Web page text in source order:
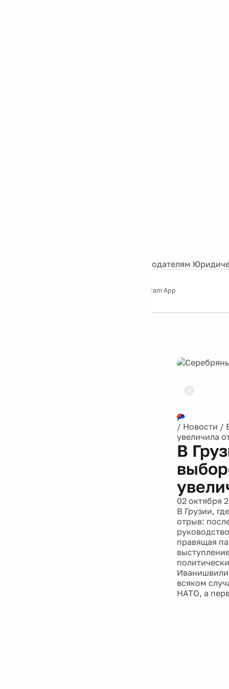
Рекламодателям
Telegram App
/ Новости /
увеличила
В
02 октября
В Грузии,
отрыв:
правящая
всяком
НАТО, а